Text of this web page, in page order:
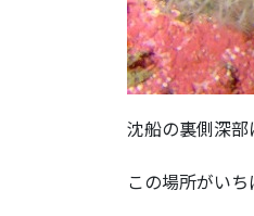
沈船の裏側深部
この場所がい